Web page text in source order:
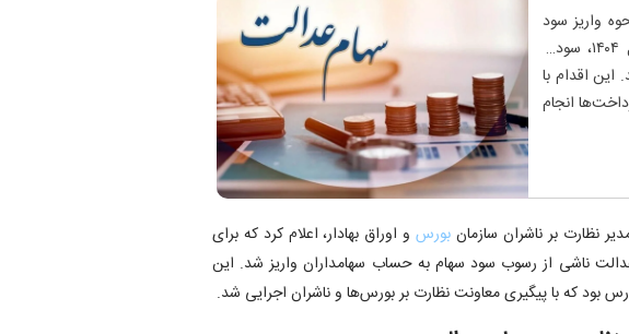
واریز سود
سهام عدالت تغییر کرده و از سال ۱۴۰۴، سودها
اقدام با
انجام
نظارت بر ناشران سازمان بورسو اوراق بهادار، اعلام کرد که برای
ناشی از رسوب سود سهام به حساب سهامداران واریز شد. این
بود که با پیگیری معاونت نظارت بر بورس‌ها و ناشران اجرایی شد.